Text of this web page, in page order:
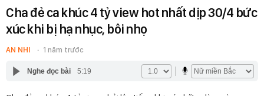
Cha đẻ ca khúc 4 tỷ view hot nhất dịp 30/4 bức
xúc khi bị hạ nhục, bôi nhọ
AN NHI 1 năm trước
Nghe đọc bài 5:19